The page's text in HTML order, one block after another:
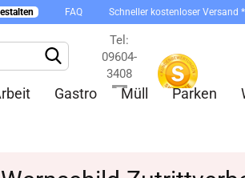
FAQ Schneller kostenloser Versand *
Tel:
09604-
3408
Gastro Müll Parken